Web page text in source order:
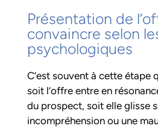
Présentation de
convaincre selon
psychologiques
C’est souvent à cette étape
soit l’offre entre en
du prospect, soit elle glisse
incompréhension ou une